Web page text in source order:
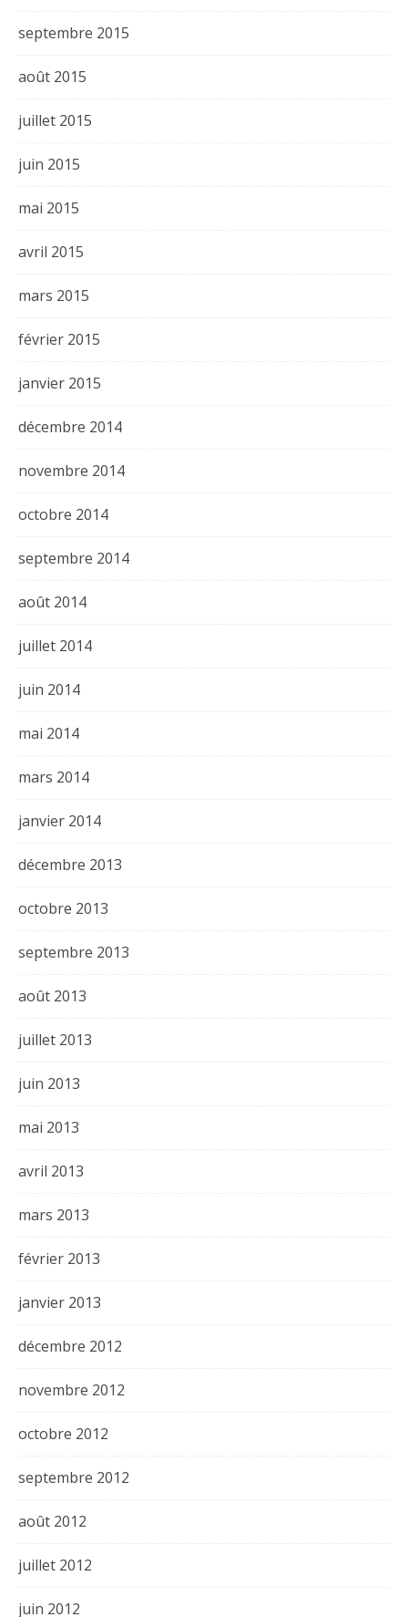
septembre 2015
août 2015
juillet 2015
juin 2015
mai 2015
avril 2015
mars 2015
février 2015
janvier 2015
décembre 2014
novembre 2014
octobre 2014
septembre 2014
août 2014
juillet 2014
juin 2014
mai 2014
mars 2014
janvier 2014
décembre 2013
octobre 2013
septembre 2013
août 2013
juillet 2013
juin 2013
mai 2013
avril 2013
mars 2013
février 2013
janvier 2013
décembre 2012
novembre 2012
octobre 2012
septembre 2012
août 2012
juillet 2012
juin 2012